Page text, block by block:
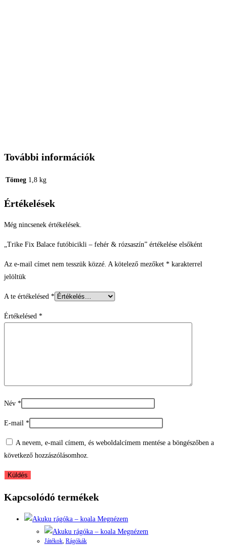
További információk
Tömeg 1,8 kg
Értékelések
Még nincsenek értékelések.
„Trike Fix Balace futóbicikli – fehér & rózsaszín” értékelése elsőként
Az e-mail címet nem tesszük közzé. A kötelező mezőket * karakterrel
jelöltük
A te értékelésed *
Értékelésed *
Név *
E-mail *
A nevem, e-mail címem, és weboldalcímem mentése a böngészőben a
következő hozzászólásomhoz.
Kapcsolódó termékek
Megnézem
Megnézem
Játékok Rágókák